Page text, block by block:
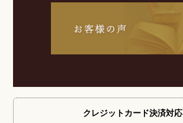
クレジットカード決済対応